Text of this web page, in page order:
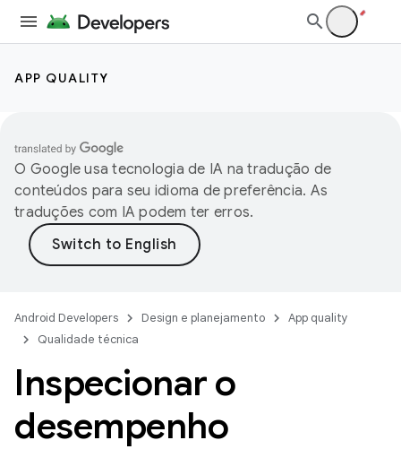
APP QUALITY
O Google usa tecnologia de IA na tradução de
conteúdos para seu idioma de preferência. As
traduções com IA podem ter erros.
Android Developers Design e planejamento
App quality
Qualidade técnica
Inspecionar o
desempenho